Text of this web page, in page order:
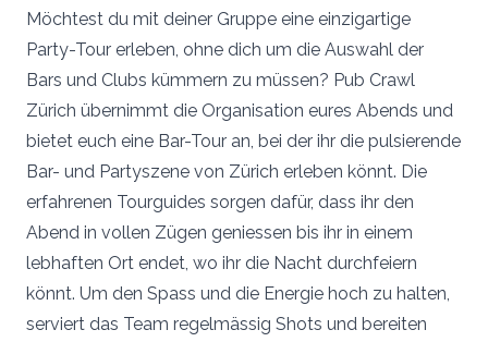
Möchtest du mit deiner Gruppe eine einzigartige
Party-Tour erleben, ohne dich um die Auswahl der
Bars und Clubs kümmern zu müssen? Pub Crawl
Zürich übernimmt die Organisation eures Abends und
bietet euch eine Bar-Tour an, bei der ihr die pulsierende
Bar- und Partyszene von Zürich erleben könnt. Die
erfahrenen Tourguides sorgen dafür, dass ihr den
Abend in vollen Zügen geniessen bis ihr in einem
lebhaften Ort endet, wo ihr die Nacht durchfeiern
könnt. Um den Spass und die Energie hoch zu halten,
serviert das Team regelmässig Shots und bereiten